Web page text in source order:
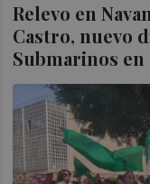
Relevo en
Castro, nuevo
Submarinos en